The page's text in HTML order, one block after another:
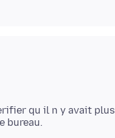
qu il n y avait plus
bureau.